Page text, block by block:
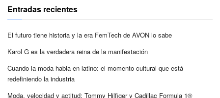
Entradas recientes
El futuro tiene historia y la era FemTech de AVON lo sabe
Karol G es la verdadera reina de la manifestación
Cuando la moda habla en latino: el momento cultural que está
redefiniendo la industria
Moda, velocidad y actitud: Tommy Hilfiger y Cadillac Formula 1®